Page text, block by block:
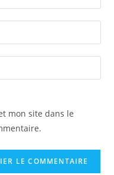
mon site dans le